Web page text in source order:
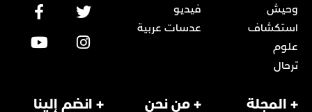
وحيش
استكشاف
علوم
ترحال
فيديو
عدسات عربية
+ المجلة + من نحن + انضم إلينا